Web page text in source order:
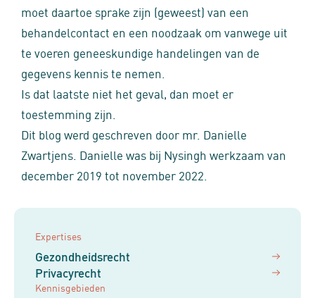
moet daartoe sprake zijn (geweest) van een
behandelcontact en een noodzaak om vanwege uit
te voeren geneeskundige handelingen van de
gegevens kennis te nemen.
Is dat laatste niet het geval, dan moet er
toestemming zijn.
Dit blog werd geschreven door mr. Danielle
Zwartjens. Danielle was bij Nysingh werkzaam van
december 2019 tot november 2022.
Expertises
Gezondheidsrecht
Privacyrecht
Kennisgebieden